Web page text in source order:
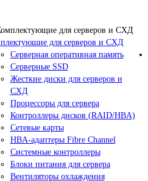
для серверов и СХД
Серверная оперативная память
Серверные SSD
Жесткие диски для серверов и
СХД
Процессоры для сервера
Контроллеры дисков (RAID/HBA)
Сетевые карты
HBA-адаптеры Fibre Channel
Системные контроллеры
Блоки питания для сервера
Вентиляторы охлаждения